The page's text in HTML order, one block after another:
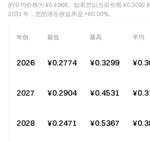
的平均价格为 ¥0.4966。如果您以当前价格 ¥0.3092
2031 年，您的潜在收益率是 +60.00%。
年份 最低 最高 平均
2026 ¥0.2774 ¥0.3299
2027 ¥0.2904 ¥0.4531
2028 ¥0.2471 ¥0.5367